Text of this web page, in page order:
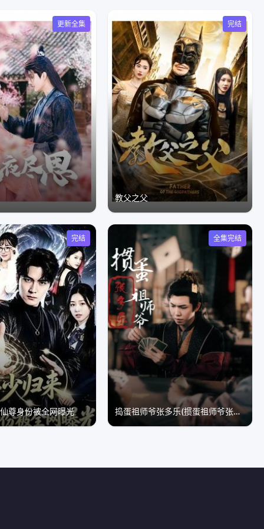
更新全集 完结
教父之父
完结
尊身份被全网曝光
全集完结
捣蛋祖师爷张多乐(掼蛋祖师爷张多乐)